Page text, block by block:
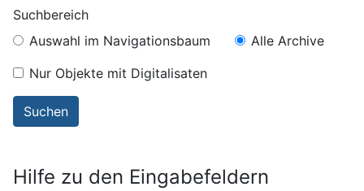
Suchbereich
Auswahl im Navigationsbaum
Alle Archive
Nur Objekte mit Digitalisaten
Hilfe zu den Eingabefeldern